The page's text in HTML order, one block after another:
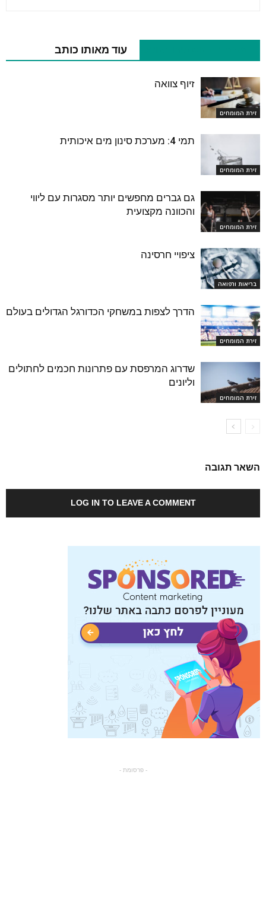
עוד מאותו כותב
זירת המומחים
זיוף צוואה
זירת המומחים
תמי 4: מערכת סינון מים איכותית
זירת המומחים
גם גברים מחפשים יותר מסגרות עם ליווי
והכוונה מקצועית
בריאות ורפואה
ציפויי חרסינה
זירת המומחים
הדרך לצפות במשחקי הכדורגל הגדולים בעולם
זירת המומחים
שדרוג המרפסת עם פתרונות חכמים לחתולים
וליונים
השאר תגובה
LOG IN TO LEAVE A COMMENT
- פרסומת -